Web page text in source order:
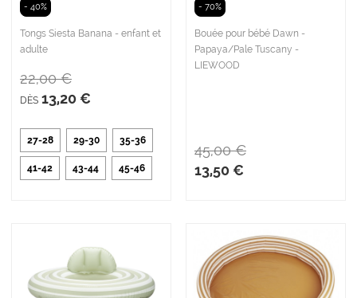
- 40%
Tongs Siesta Banana - enfant et
adulte
DÈS 13,20 €
22,00 €
27-28 29-30 35-36
41-42 43-44 45-46
- 70%
Bouée pour bébé Dawn -
Papaya/Pale Tuscany -
LIEWOOD
13,50 €
45,00 €